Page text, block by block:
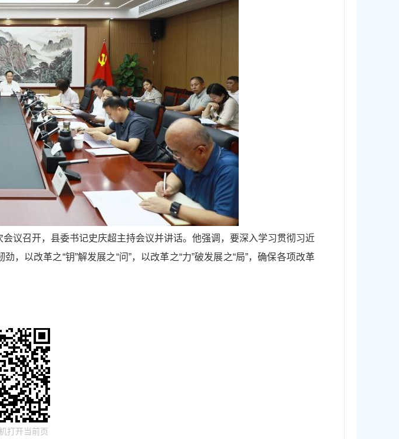
议召开，县委书记史庆超主持会议并讲话。他强调，要深入学习贯彻习近
以改革之“钥”解发展之“问”，以改革之“力”破发展之“局”，确保各项改革
打开当前页